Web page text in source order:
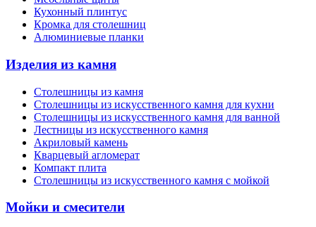
Кухонный плинтус
Кромка для столешниц
Алюминиевые планки
Изделия из камня
Столешницы из камня
Cтолешницы из искусственного камня для кухни
Cтолешницы из искусственного камня для ванной
Лестницы из искусственного камня
Акриловый камень
Кварцевый агломерат
Компакт плита
Столешницы из искусственного камня с мойкой
Мойки и смесители